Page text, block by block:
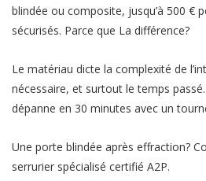
blindée ou composite, jusqu’à 500 €
sécurisés. Parce que La différence?
Le matériau dicte la complexité de
nécessaire, et surtout le temps
dépanne en 30 minutes avec un
Une porte blindée après effraction?
serrurier spécialisé certifié A2P.